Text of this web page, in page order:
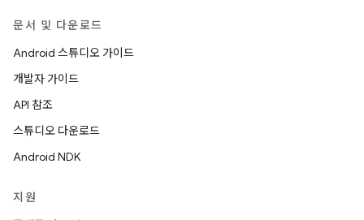
문서 및 다운로드
Android 스튜디오 가이드
개발자 가이드
API 참조
스튜디오 다운로드
Android NDK
지원